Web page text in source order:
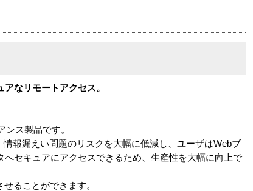
なリモートアクセス。
ス製品です。
報漏えい問題のリスクを大幅に低減し、ユーザはWebブ
セキュアにアクセスできるため、生産性を大幅に向上で
ることができます。